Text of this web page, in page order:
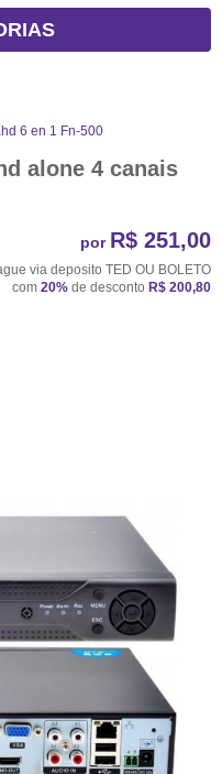
6 en 1 Fn-500
alone 4 canais
por R$ 251,00
via deposito TED OU BOLETO
com 20% de desconto R$ 200,80